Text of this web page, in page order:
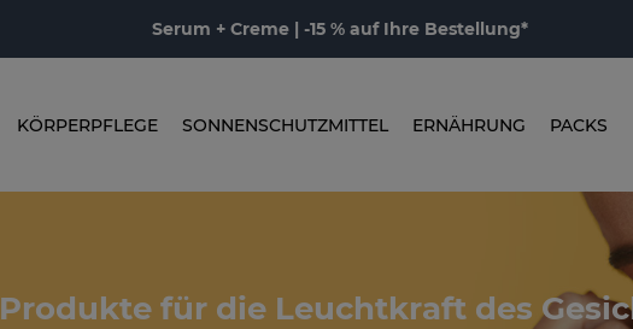
Serum + Creme | -15 % auf Ihre Bestellung*
KÖRPERPFLEGE SONNENSCHUTZMITTEL ERNÄHRUNG PACKS
Produkte für die Leuchtkraft des